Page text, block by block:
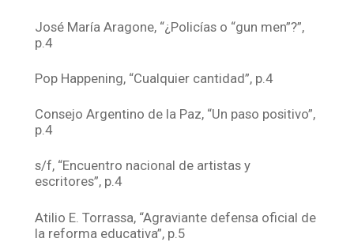
José María Aragone, “¿Policías o “gun men”?”,
p.4
Pop Happening, “Cualquier cantidad”, p.4
Consejo Argentino de la Paz, “Un paso positivo”,
p.4
s/f, “Encuentro nacional de artistas y
escritores”, p.4
Atilio E. Torrassa, “Agraviante defensa oficial de
la reforma educativa”, p.5